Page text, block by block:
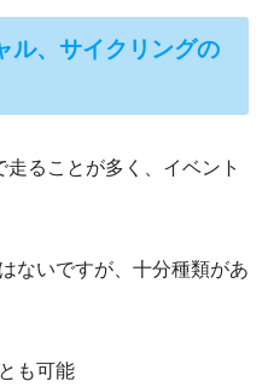
ル、サイクリングの
ることが多く、イベント
ないですが、十分種類があ
も可能